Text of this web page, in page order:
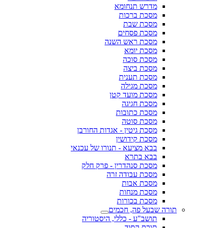
מדרש תנחומא
מסכת ברכות
מסכת שבת
מסכת פסחים
מסכת ראש השנה
מסכת יומא
מסכת סוכה
מסכת ביצה
מסכת תענית
מסכת מגילה
מסכת מועד קטן
מסכת חגיגה
מסכת כתובות
מסכת סוטה
מסכת גיטין - אגדות החורבן
מסכת קידושין
בבא מציעא - תנורו של עכנאי
בבא בתרא
מסכת סנהדרין - פרק חלק
מסכת עבודה זרה
מסכת אבות
מסכת מנחות
מסכת בכורות
תורה שבעל פה, חכמים
תושב"ע - כללי, היסטוריה